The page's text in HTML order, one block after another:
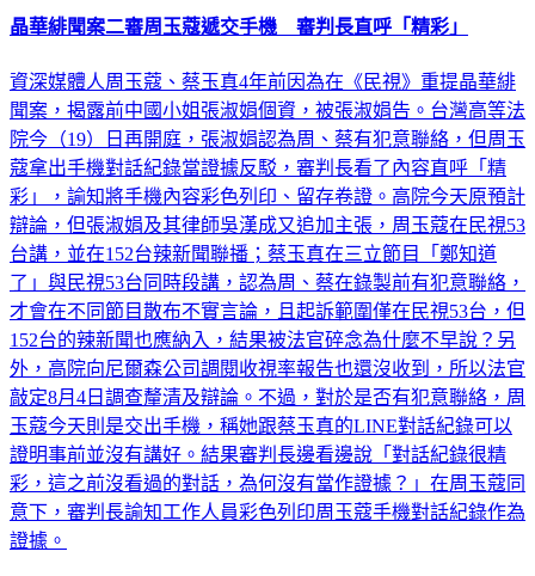
晶華緋聞案二審周玉蔻遞交手機 審判長直呼「精彩」
資深媒體人周玉蔻、蔡玉真4年前因為在《民視》重提晶華緋
聞案，揭露前中國小姐張淑娟個資，被張淑娟告。台灣高等法
院今（19）日再開庭，張淑娟認為周、蔡有犯意聯絡，但周玉
蔻拿出手機對話紀錄當證據反駁，審判長看了內容直呼「精
彩」，諭知將手機內容彩色列印、留存卷證。高院今天原預計
辯論，但張淑娟及其律師吳漢成又追加主張，周玉蔻在民視53
台講，並在152台辣新聞聯播；蔡玉真在三立節目「鄭知道
了」與民視53台同時段講，認為周、蔡在錄製前有犯意聯絡，
才會在不同節目散布不實言論，且起訴範圍僅在民視53台，但
152台的辣新聞也應納入，結果被法官碎念為什麼不早說？另
外，高院向尼爾森公司調閱收視率報告也還沒收到，所以法官
敲定8月4日調查釐清及辯論。不過，對於是否有犯意聯絡，周
玉蔻今天則是交出手機，稱她跟蔡玉真的LINE對話紀錄可以
證明事前並沒有講好。結果審判長邊看邊說「對話紀錄很精
彩，這之前沒看過的對話，為何沒有當作證據？」在周玉蔻同
意下，審判長諭知工作人員彩色列印周玉蔻手機對話紀錄作為
證據。